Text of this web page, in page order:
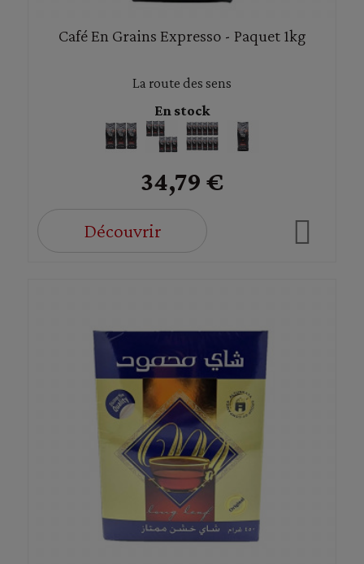
Café En Grains Expresso - Paquet 1kg
La route des sens
En stock
34,79 €
Découvrir